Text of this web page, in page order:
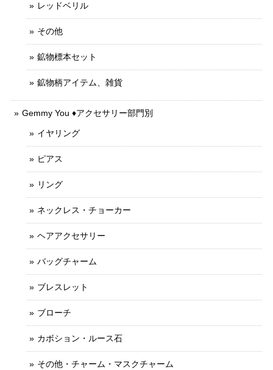
レッドベリル
その他
鉱物標本セット
鉱物柄アイテム、雑貨
Gemmy You ♦︎アクセサリー部門別
イヤリング
ピアス
リング
ネックレス・チョーカー
ヘアアクセサリー
バッグチャーム
ブレスレット
ブローチ
カボション・ルース石
その他・チャーム・マスクチャーム